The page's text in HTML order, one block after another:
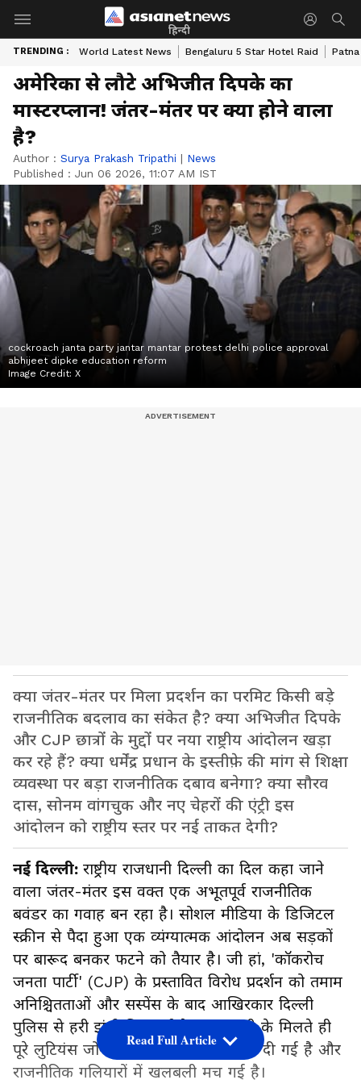
हिन्दी
TRENDING : World Latest News Bengaluru 5 Star Hotel Raid
अमेरिका से लौटे अभिजीत दिपके का
मास्टरप्लान! जंतर-मंतर पर क्या होने वाला
है?
Author : Surya Prakash Tripathi | News
Published : Jun 06 2026, 11:07 AM IST
cockroach janta party jantar mantar protest delhi police approval
abhijeet dipke education reform
Image Credit: X
क्या जंतर-मंतर पर मिला प्रदर्शन का परमिट किसी बड़े
राजनीतिक बदलाव का संकेत है? क्या अभिजीत दिपके
और CJP छात्रों के मुद्दों पर नया राष्ट्रीय आंदोलन खड़ा
कर रहे हैं? क्या धर्मेंद्र प्रधान के इस्तीफ़े की मांग से शिक्षा
व्यवस्था पर बड़ा राजनीतिक दबाव बनेगा? क्या सौरव
दास, सोनम वांगचुक और नए चेहरों की एंट्री इस
आंदोलन को राष्ट्रीय स्तर पर नई ताकत देगी?
नई दिल्ली: राष्ट्रीय राजधानी दिल्ली का दिल कहा जाने
वाला जंतर-मंतर इस वक्त एक अभूतपूर्व राजनीतिक
बवंडर का गवाह बन रहा है। सोशल मीडिया के डिजिटल
स्क्रीन से पैदा हुआ एक व्यंग्यात्मक आंदोलन अब सड़कों
पर बारूद बनकर फटने को तैयार है। जी हां, 'कॉकरोच
जनता पार्टी' (CJP) के प्रस्तावित विरोध प्रदर्शन को तमाम
अनिश्चितताओं और सस्पेंस के बाद आखिरकार दिल्ली
पुलिस से हरी झंडी मिल गई है। इस मंजूरी के मिलते ही
पूरे लुटियंस जोन में सुरक्षा चाक-चौबंद कर दी गई है और
राजनीतिक गलियारों में खलबली मच गई है।
Read Full Article